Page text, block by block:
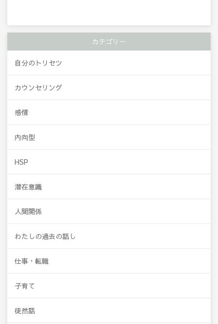
カテゴリー
自分のトリセツ
カウンセリング
感情
内向型
HSP
潜在意識
人間関係
わたしの過去の話し
仕事・転職
子育て
徒然話